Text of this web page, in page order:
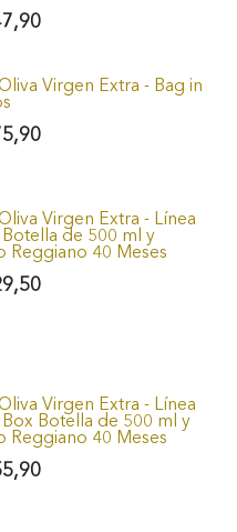
Virgen Extra - Bag in
Virgen Extra - Línea
Botella de 500 ml y
Reggiano 40 Meses
Virgen Extra - Línea
Box Botella de 500 ml y
Reggiano 40 Meses